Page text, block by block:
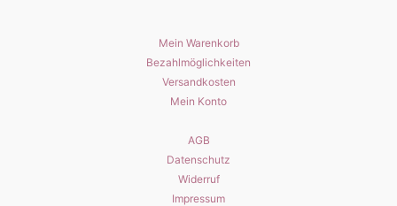
Mein Warenkorb
Bezahlmöglichkeiten
Versandkosten
Mein Konto
AGB
Datenschutz
Widerruf
Impressum